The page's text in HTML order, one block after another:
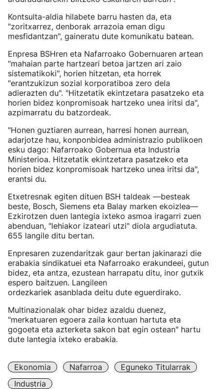
Kontsulta-aldia hilabete barru hasten da, eta
"zoritxarrez, denborak arrazoia eman digu
mesfidantzan", gaineratu dute komunikatu batean.
Enpresa BSHren eta Nafarroako Gobernuaren artean
"mahaian parte hartzeari betoa jartzen ari zaio
sistematikoki", horien hitzetan, eta horrek
"erantzukizun sozial korporatiboa zero dela
adierazten du". "Hitzetatik ekintzetara pasatzeko eta
horien bidez konpromisoak hartzeko unea iritsi da",
azpimarratu du batzordeak.
"Honen guztiaren aurrean, harresi honen aurrean,
adarjotze hau, konponbidea administrazio publikoen
esku dago: Nafarroako Gobernua eta Industria
Ministerioa. Hitzetatik ekintzetara pasatzeko eta
horien bidez konpromisoak hartzeko unea iritsi da",
erantsi du.
Etxetresnak egiten dituen BSH taldeak —besteak
beste, Bosch, Siemens eta Balay marken ekoizlea—
Ezkirotzen duen lantegia ixteko asmoa iragarri zuen
abenduan, "lehiakor izateari utzi" diola argudiatuta.
655 langile ditu bertan.
Enpresaren zuzendaritzak gaur bertan jakinarazi die
erabakia sindikatuei eta Nafarroako erakundeei, gutun
bidez, eta antza, ezustean harrapatu ditu, inor gutxik
espero baitzuen. Langileen
ordezkariek asanblada deitu dute eguerdirako.
Multinazionalak ohar bidez azaldu duenez,
"merkatuaren egoera zaila kontuan hartuta eta
gogoeta eta azterketa sakon bat egin ostean" hartu
dute lantegia ixteko erabakia.
Ekonomia Nafarroa
Eguneko Titularrak
Industria